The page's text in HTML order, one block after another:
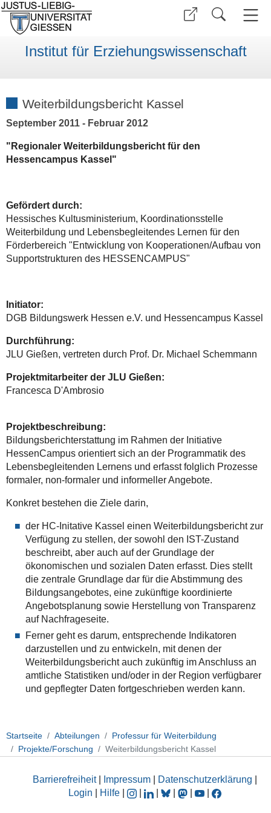
Institut für Erziehungswissenschaft
Weiterbildungsbericht Kassel
September 2011 - Februar 2012
"Regionaler Weiterbildungsbericht für den
Hessencampus Kassel"
Gefördert durch:
Hessisches Kultusministerium, Koordinationsstelle
Weiterbildung und Lebensbegleitendes Lernen für den
Förderbereich "Entwicklung von Kooperationen/Aufbau von
Supportstrukturen des HESSENCAMPUS"
Initiator:
DGB Bildungswerk Hessen e.V. und Hessencampus Kassel
Durchführung:
JLU Gießen, vertreten durch Prof. Dr. Michael Schemmann
Projektmitarbeiter der JLU Gießen:
Francesca D'Ambrosio
Projektbeschreibung:
Bildungsberichterstattung im Rahmen der Initiative
HessenCampus orientiert sich an der Programmatik des
Lebensbegleitenden Lernens und erfasst folglich Prozesse
formaler, non-formaler und informeller Angebote.
Konkret bestehen die Ziele darin,
der HC-Initative Kassel einen Weiterbildungsbericht zur
Verfügung zu stellen, der sowohl den IST-Zustand
beschreibt, aber auch auf der Grundlage der
ökonomischen und sozialen Daten erfasst. Dies stellt
die zentrale Grundlage dar für die Abstimmung des
Bildungsangebotes, eine zukünftige koordinierte
Angebotsplanung sowie Herstellung von Transparenz
auf Nachfrageseite.
Ferner geht es darum, entsprechende Indikatoren
darzustellen und zu entwickeln, mit denen der
Weiterbildungsbericht auch zukünftig im Anschluss an
amtliche Statistiken und/oder in der Region verfügbarer
und gepflegter Daten fortgeschrieben werden kann.
Startseite Abteilungen
Professur für Weiterbildung
Projekte/Forschung
Weiterbildungsbericht Kassel
Barrierefreiheit| Impressum Datenschutzerklärung
Login
Hilfe